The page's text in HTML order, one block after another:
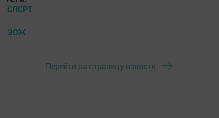
СПОРТ
ЗОЖ
Перейти на страницу новости